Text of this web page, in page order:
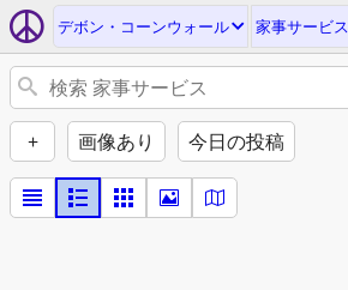
デボン・コーンウォール 家事サービス
+ 画像あり 今日の投稿